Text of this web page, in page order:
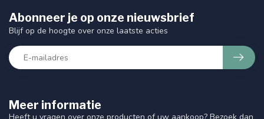
Meer informatie
Abonneer je op onze nieuwsbrief
Blijf op de hoogte over onze laatste acties